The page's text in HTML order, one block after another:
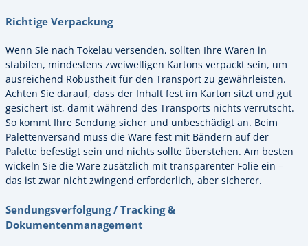
Richtige Verpackung
Wenn Sie nach Tokelau versenden, sollten Ihre Waren in
stabilen, mindestens zweiwelligen Kartons verpackt sein, um
ausreichend Robustheit für den Transport zu gewährleisten.
Achten Sie darauf, dass der Inhalt fest im Karton sitzt und gut
gesichert ist, damit während des Transports nichts verrutscht.
So kommt Ihre Sendung sicher und unbeschädigt an. Beim
Palettenversand muss die Ware fest mit Bändern auf der
Palette befestigt sein und nichts sollte überstehen. Am besten
wickeln Sie die Ware zusätzlich mit transparenter Folie ein –
das ist zwar nicht zwingend erforderlich, aber sicherer.
Sendungsverfolgung / Tracking &
Dokumentenmanagement